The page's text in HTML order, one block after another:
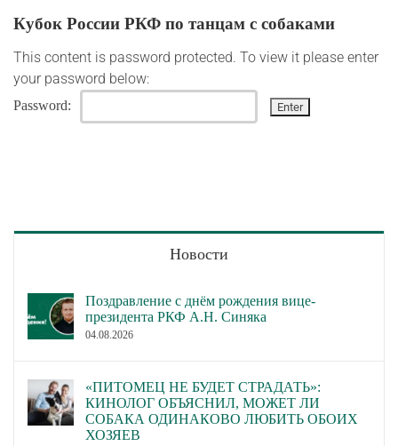
Кубок России РКФ по танцам с собаками
This content is password protected. To view it please enter
your password below:
Password:
Новости
Поздравление с днём рождения вице-
президента РКФ А.Н. Синяка
04.08.2026
«ПИТОМЕЦ НЕ БУДЕТ СТРАДАТЬ»:
КИНОЛОГ ОБЪЯСНИЛ, МОЖЕТ ЛИ
СОБАКА ОДИНАКОВО ЛЮБИТЬ ОБОИХ
ХОЗЯЕВ